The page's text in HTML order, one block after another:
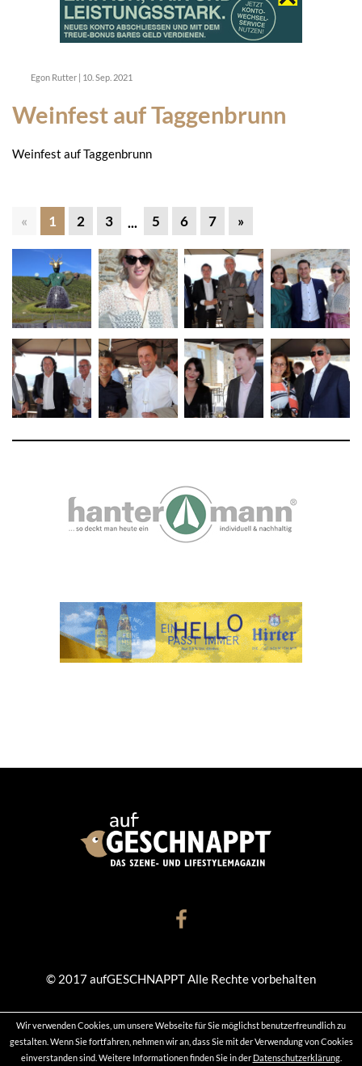
Wir verwenden Cookies, um unsere Webseite für Sie möglichst benutzerfreundlich zu
gestalten. Wenn Sie fortfahren, nehmen wir an, dass Sie mit der Verwendung von Cookies
einverstanden sind. Weitere Informationen finden Sie in der Datenschutzerklärung.
Egon Rutter | 10. Sep. 2021
Weinfest auf Taggenbrunn
Weinfest auf Taggenbrunn
« 1 2 3 ... 5 6 7 »
© 2017 aufGESCHNAPPT Alle Rechte vorbehalten
KONTAKT DATENSCHUTZ IMPRESSUM